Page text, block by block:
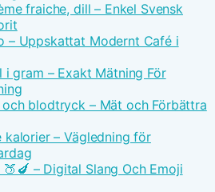
fraiche, dill – Enkel Svensk
– Uppskattat Modernt Café i
i gram – Exakt Mätning För
blodtryck – Mät och Förbättra
kalorier – Vägledning för
– Digital Slang Och Emoji